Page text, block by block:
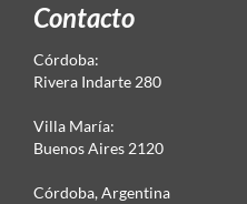
Contacto
Córdoba:
Rivera Indarte 280
Villa María:
Buenos Aires 2120
Córdoba, Argentina